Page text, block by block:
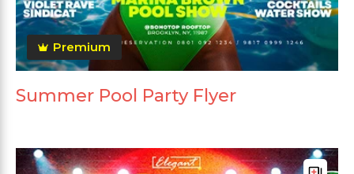
Premium
Summer Pool Party Flyer